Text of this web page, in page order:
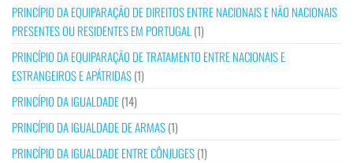
PRINCÍPIO DA EQUIPARAÇÃO DE DIREITOS ENTRE NACIONAIS E NÃO NACIONAIS
PRESENTES OU RESIDENTES EM PORTUGAL (1)
PRINCÍPIO DA EQUIPARAÇÃO DE TRATAMENTO ENTRE NACIONAIS E
ESTRANGEIROS E APÁTRIDAS(1)
PRINCÍPIO DA IGUALDADE(14)
PRINCÍPIO DA IGUALDADE DE ARMAS(1)
PRINCÍPIO DA IGUALDADE ENTRE CÔNJUGES(1)